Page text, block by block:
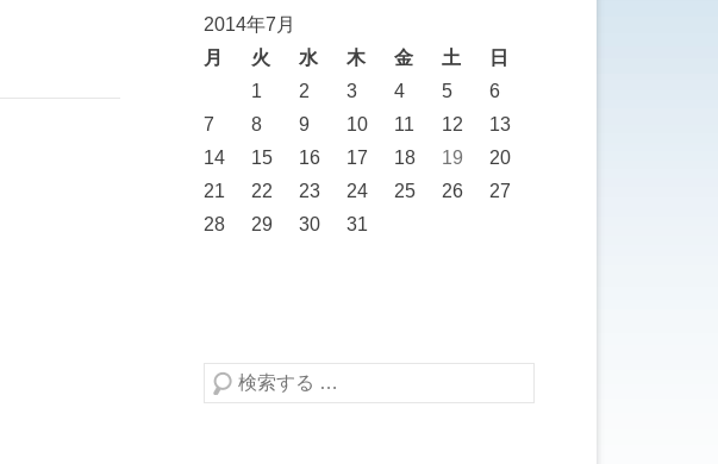
2014年7月
月
火 水 木 金 土
日
1
2 3 4 5
6
7
8 9 10 11 12
13
14
15 16 17 18 19
20
21
22 23 24 25 26
27
28
29 30 31
検索する